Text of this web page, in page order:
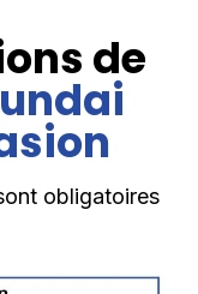
de
obligatoires